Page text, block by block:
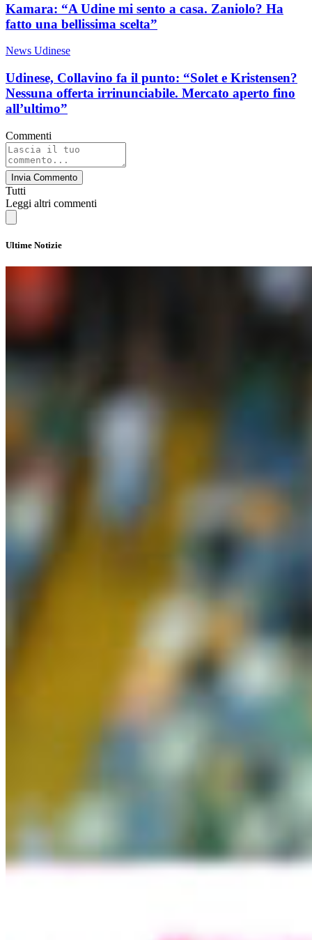
Kamara: “A Udine mi sento a casa. Zaniolo? Ha
fatto una bellissima scelta”
News Udinese
Udinese, Collavino fa il punto: “Solet e Kristensen?
Nessuna offerta irrinunciabile. Mercato aperto fino
all’ultimo”
Commenti
Invia Commento
Tutti
Leggi altri commenti
Ultime Notizie